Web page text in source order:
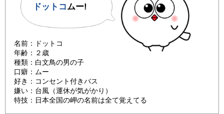
ドットコムー!
名前：ドットコ
年齢：２歳
種類：白文鳥の男の子
口癖：ムー
好き：コンセント付きバス
嫌い：台風（運休が気がかり）
特技：日本全国の岬の名前は全て覚えてる